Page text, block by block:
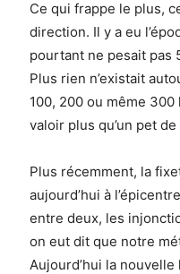
Ce qui frappe le plus,
direction. Il y a eu
pourtant ne pesait pas
Plus rien n’existait
100, 200 ou même
valoir plus qu’un pet de
Plus récemment, la
aujourd’hui à
entre deux, les
on eut dit que notre
Aujourd’hui la